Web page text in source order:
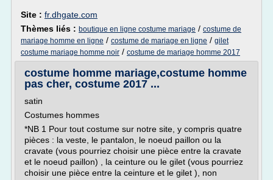
Site : fr.dhgate.com
Thèmes liés : boutique en ligne costume mariage / costume de
mariage homme en ligne / costume de mariage en ligne / gilet
costume mariage homme noir / costume de mariage homme 2017
costume homme mariage,costume homme
pas cher, costume 2017 ...
satin
Costumes hommes
*NB 1 Pour tout costume sur notre site, y compris quatre
pièces : la veste, le pantalon, le noeud paillon ou la
cravate (vous pourriez choisir une pièce entre la cravate
et le noeud paillon) , la ceinture ou le gilet (vous pourriez
choisir une pièce entre la ceinture et le gilet ), non